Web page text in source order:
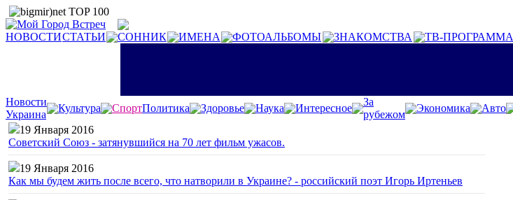
НОВОСТИСТАТЬИ СОННИК ИМЕНА ФОТОАЛЬБОМЫ ЗНАКОМСТВА ТВ-ПРОГРАММА
Новости
Украина
Культура СпортПолитика Здоровье Наука Интересное
За
рубежом
Экономика
Авто
19 Января 2016
Советский Союз - затянувшийся на 70 лет фильм ужасов.
19 Января 2016
Как мы будем жить после всего, что натворили в Украине? - российский поэт Игорь Иртеньев